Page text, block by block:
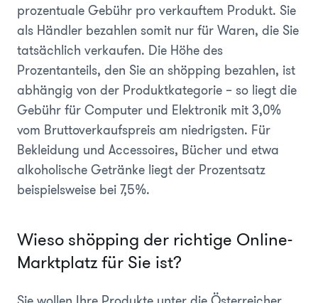
prozentuale Gebühr pro verkauftem Produkt. Sie
als Händler bezahlen somit nur für Waren, die Sie
tatsächlich verkaufen. Die Höhe des
Prozentanteils, den Sie an shöpping bezahlen, ist
abhängig von der Produktkategorie – so liegt die
Gebühr für Computer und Elektronik mit 3,0%
vom Bruttoverkaufspreis am niedrigsten. Für
Bekleidung und Accessoires, Bücher und etwa
alkoholische Getränke liegt der Prozentsatz
beispielsweise bei 7,5%.
Wieso shöpping der richtige Online-
Marktplatz für Sie ist?